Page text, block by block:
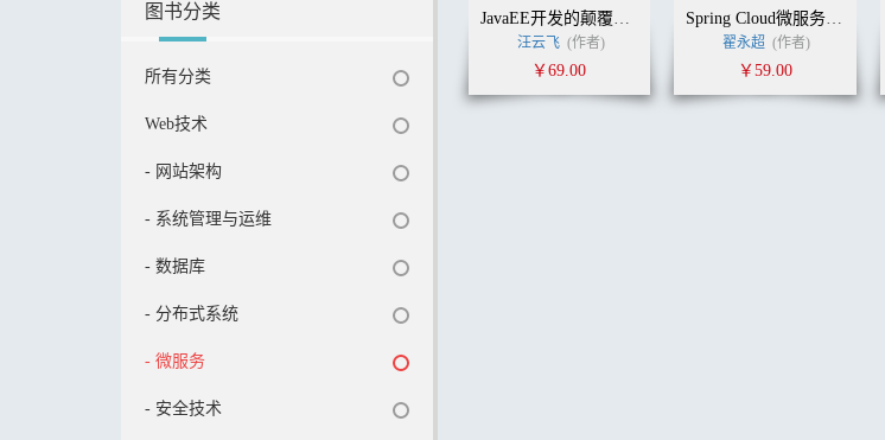
图书分类
所有分类
Web技术
- 网站架构
- 系统管理与运维
- 数据库
- 分布式系统
- 微服务
- 安全技术
JavaEE开发的颠覆者: Spring Boot实战
汪云飞 (作者)
￥69.00
Spring Cloud微服务实战
翟永超 (作者)
￥59.00